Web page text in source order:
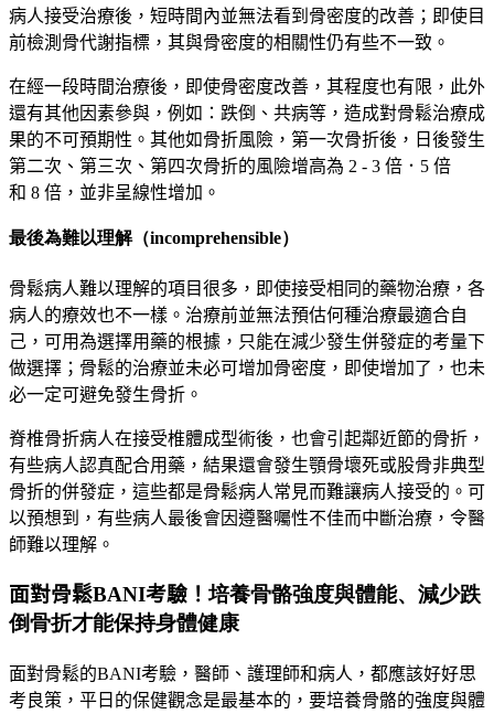
病人接受治療後，短時間內並無法看到骨密度的改善；即使目
前檢測骨代謝指標，其與骨密度的相關性仍有些不一致。
在經一段時間治療後，即使骨密度改善，其程度也有限，此外
還有其他因素參與，例如：跌倒、共病等，造成對骨鬆治療成
果的不可預期性。其他如骨折風險，第一次骨折後，日後發生
第二次、第三次、第四次骨折的風險增高為 2 - 3 倍． 5 倍
和 8 倍，並非呈線性增加。
最後為難以理解（incomprehensible）
骨鬆病人難以理解的項目很多，即使接受相同的藥物治療，各
病人的療效也不一樣。治療前並無法預估何種治療最適合自
己，可用為選擇用藥的根據，只能在減少發生併發症的考量下
做選擇；骨鬆的治療並未必可增加骨密度，即使增加了，也未
必一定可避免發生骨折。
脊椎骨折病人在接受椎體成型術後，也會引起鄰近節的骨折，
有些病人認真配合用藥，結果還會發生顎骨壞死或股骨非典型
骨折的併發症，這些都是骨鬆病人常見而難讓病人接受的。可
以預想到，有些病人最後會因遵醫囑性不佳而中斷治療，令醫
師難以理解。
面對骨鬆BANI考驗！培養骨骼強度與體能、減少跌
倒骨折才能保持身體健康
面對骨鬆的BANI考驗，醫師、護理師和病人 ， 都應該好好思
考良策，平日的保健觀念是最基本的，要培養骨骼的強度與體